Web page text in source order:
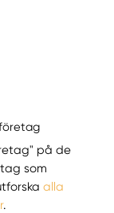
på de
som
alla
.